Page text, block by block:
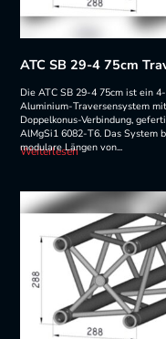
ATC SB 29-4 75cm
Die ATC SB 29-4 75cm ist ein
Aluminium-Traversensystem mit
Doppelkonus-Verbindung,
AlMgSi1 6082-T6. Das System
modulare Längen von...
Weiterlesen